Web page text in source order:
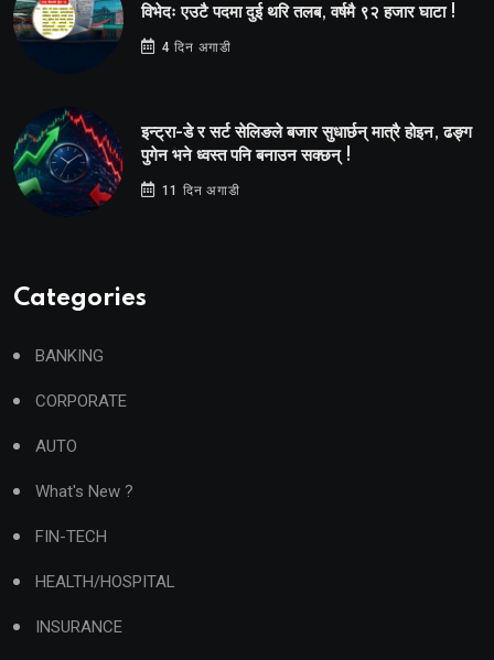
विभेदः एउटै पदमा दुई थरि तलब, वर्षमै ९२ हजार घाटा !
4 दिन अगाडी
इन्ट्रा-डे र सर्ट सेलिङले बजार सुधार्छन् मात्रै होइन, ढङ्ग
पुगेन भने ध्वस्त पनि बनाउन सक्छन् !
11 दिन अगाडी
Categories
BANKING
CORPORATE
AUTO
What's New ?
FIN-TECH
HEALTH/HOSPITAL
INSURANCE